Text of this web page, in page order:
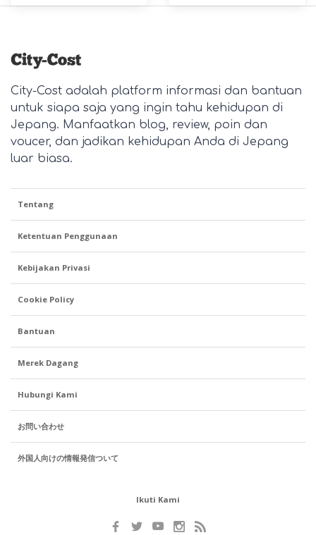
City-Cost adalah platform informasi dan bantuan
untuk siapa saja yang ingin tahu kehidupan di
Jepang. Manfaatkan blog, review, poin dan
voucer, dan jadikan kehidupan Anda di Jepang
luar biasa.
Tentang
Ketentuan Penggunaan
Kebijakan Privasi
Cookie Policy
Bantuan
Merek Dagang
Hubungi Kami
お問い合わせ
外国人向けの情報発信ついて
Ikuti Kami